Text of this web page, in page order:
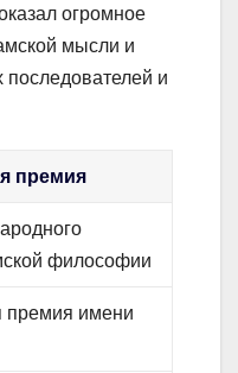
огромное
мысли и
последователей и
премия
философии
премия имени